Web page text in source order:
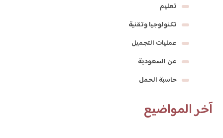
تعليم
تكنولوجيا وتقنية
عمليات التجميل
عن السعودية
حاسبة الحمل
آخر المواضيع